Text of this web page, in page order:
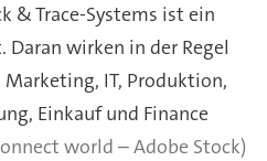
& Trace-Systems ist ein
wirken in der Regel
IT, Produktion,
Einkauf und Finance
world – Adobe Stock)